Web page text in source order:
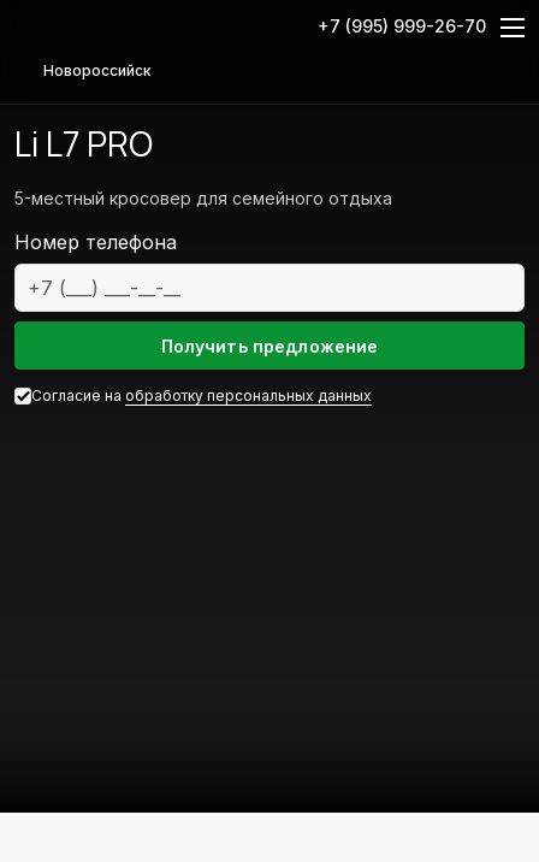
+7 (995) 999-26-70
Новороссийск
Li L7 PRO
5-местный кросовер для семейного отдыха
Номер телефона
Получить предложение
Согласие на обработку персональных данных